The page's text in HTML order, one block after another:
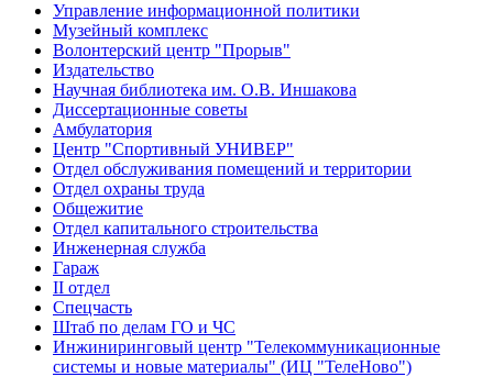
Управление информационной политики
Музейный комплекс
Волонтерский центр "Прорыв"
Издательство
Научная библиотека им. О.В. Иншакова
Диссертационные советы
Амбулатория
Центр "Спортивный УНИВЕР"
Отдел обслуживания помещений и территории
Отдел охраны труда
Общежитие
Отдел капитального строительства
Инженерная служба
Гараж
II отдел
Спецчасть
Штаб по делам ГО и ЧС
Инжиниринговый центр "Телекоммуникационные
системы и новые материалы" (ИЦ "ТелеНово")